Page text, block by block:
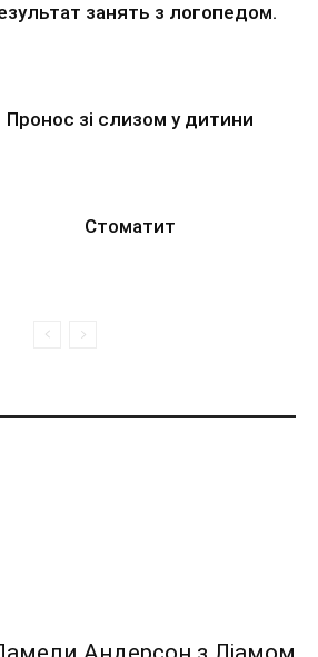
занять з логопедом.
Пронос зі слизом у дитини
Стоматит